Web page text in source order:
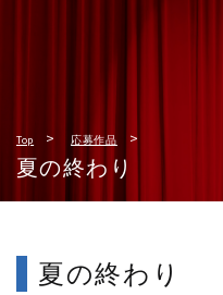
Top 応募作品
夏の終わり
夏の終わり